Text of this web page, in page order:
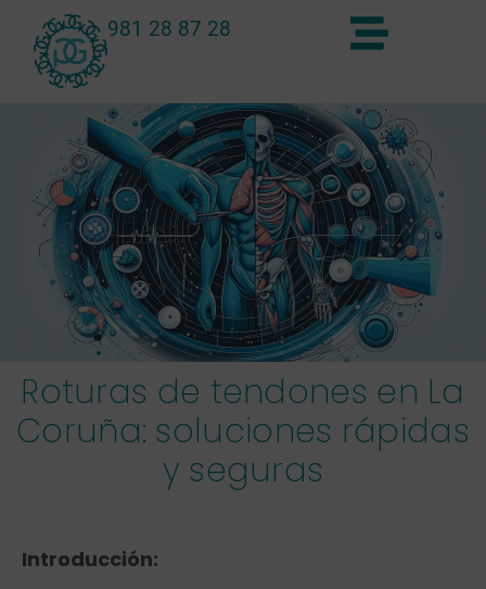
981 28 87 28
Roturas de tendones en La
Coruña: soluciones rápidas
y seguras
Introducción: